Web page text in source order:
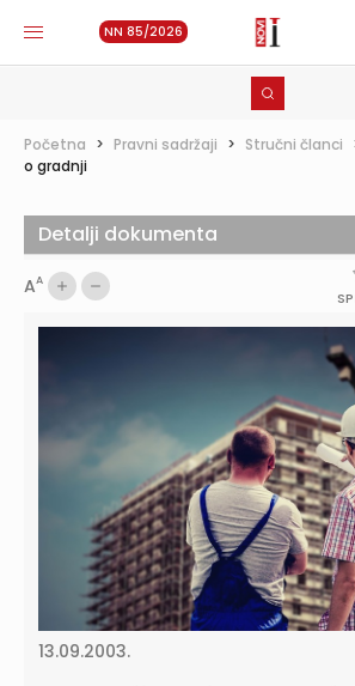
NN 85/2026
Početna > Pravni sadržaji > Stručni članci
o gradnji
AA
13.09.2003.
Detalji dokumenta